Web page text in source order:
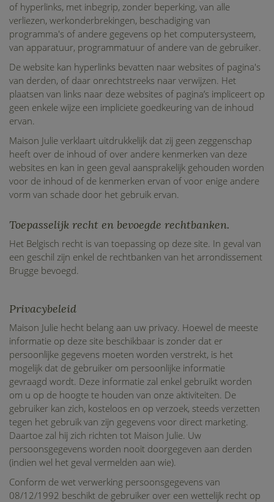
of hyperlinks, met inbegrip, zonder beperking, van alle
verliezen, werkonderbrekingen, beschadiging van
programma's of andere gegevens op het computersysteem,
van apparatuur, programmatuur of andere van de gebruiker.
De website kan hyperlinks bevatten naar websites of pagina's
van derden, of daar onrechtstreeks naar verwijzen. Het
plaatsen van links naar deze websites of pagina’s impliceert op
geen enkele wijze een impliciete goedkeuring van de inhoud
ervan.
Maison Julie verklaart uitdrukkelijk dat zij geen zeggenschap
heeft over de inhoud of over andere kenmerken van deze
websites en kan in geen geval aansprakelijk gehouden worden
voor de inhoud of de kenmerken ervan of voor enige andere
vorm van schade door het gebruik ervan.
Toepasselijk recht en bevoegde rechtbanken.
Het Belgisch recht is van toepassing op deze site. In geval van
een geschil zijn enkel de rechtbanken van het arrondissement
Brugge bevoegd.
Privacybeleid
Maison Julie hecht belang aan uw privacy. Hoewel de meeste
informatie op deze site beschikbaar is zonder dat er
persoonlijke gegevens moeten worden verstrekt, is het
mogelijk dat de gebruiker om persoonlijke informatie
gevraagd wordt. Deze informatie zal enkel gebruikt worden
om u op de hoogte te houden van onze aktiviteiten. De
gebruiker kan zich, kosteloos en op verzoek, steeds verzetten
tegen het gebruik van zijn gegevens voor direct marketing.
Daartoe zal hij zich richten tot Maison Julie. Uw
persoonsgegevens worden nooit doorgegeven aan derden
(indien wel het geval vermelden aan wie).
Conform de wet verwerking persoonsgegevens van
08/12/1992 beschikt de gebruiker over een wettelijk recht op